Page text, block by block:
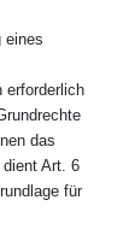
eines
erforderlich
das
Art. 6
für